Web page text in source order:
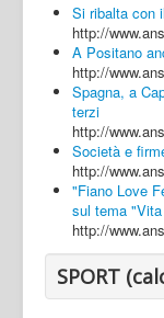
Si ribalta con
http://
A Positano
http://
Spagna, a
terzi
http://
Società e
http://
"Fiano Love
sul tema
http://
SPORT